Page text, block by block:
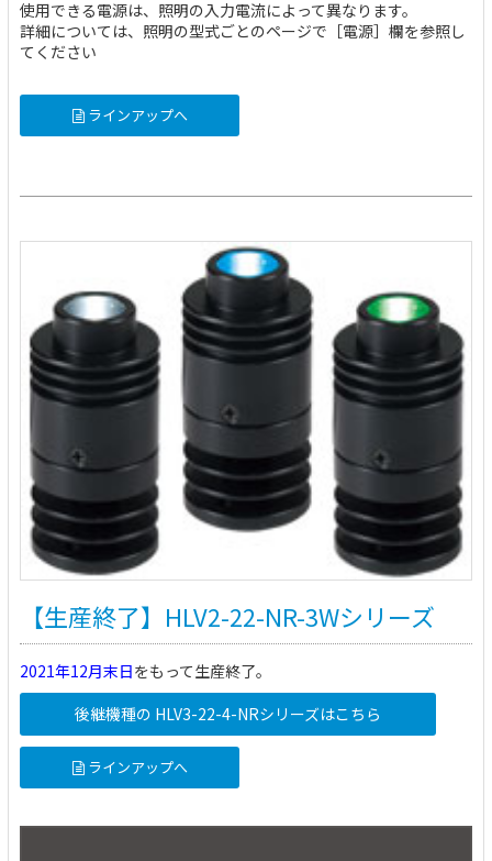
使用できる電源は、照明の入力電流によって異なります。
詳細については、照明の型式ごとのページで［電源］欄を参照し
てください
ラインアップへ
【生産終了】HLV2-22-NR-3Wシリーズ
2021年12月末日をもって生産終了。
後継機種の HLV3-22-4-NRシリーズはこちら
ラインアップへ